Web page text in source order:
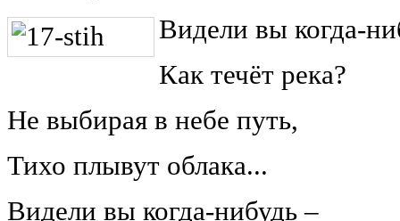
Видели вы когда-
Как течёт река?
Не выбирая в небе путь,
Тихо плывут облака...
Видели вы когда-нибудь ‒